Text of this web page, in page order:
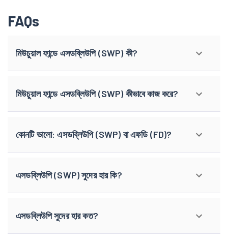
FAQs
মিউচুয়াল ফান্ডে এসডব্লিউপি (SWP) কী?
মিউচুয়াল ফান্ডে এসডব্লিউপি (SWP) কীভাবে কাজ করে?
কোনটি ভালো: এসডব্লিউপি (SWP) বা এফডি (FD)?
এসডব্লিউপি (SWP) সুদের হার কি?
এসডব্লিউপি সুদের হার কত?